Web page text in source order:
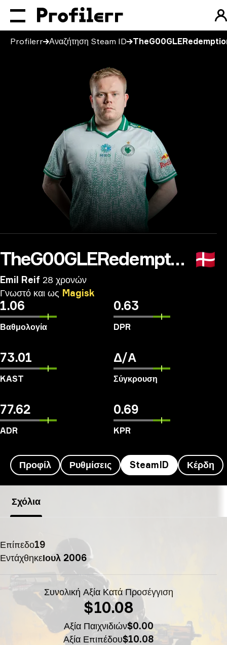
Profilerr Αναζήτηση Steam ID
TheG00GLERedemption 🇩🇰
Emil Reif 28 χρονών
Γνωστό και ως Magisk
1.06
Βαθμολογία
0.63
DPR
73.01
KAST
Δ/Α
Σύγκρουση
77.62
ADR
0.69
KPR
Προφίλ Ρυθμίσεις SteamID Κέρδη
Σχόλια
Επίπεδο19
ΕντάχθηκεΙουλ 2006
Συνολική Αξία Κατά Προσέγγιση
$10.08
Αξία Παιχνιδιών$0.00
Αξία Επιπέδου$10.08